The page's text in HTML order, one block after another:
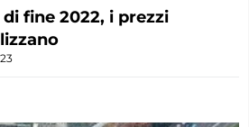
fine 2022, i prezzi